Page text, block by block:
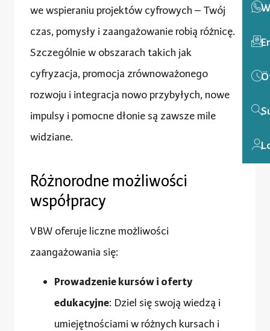
we wspieraniu projektów cyfrowych – Twój
czas, pomysły i zaangażowanie robią różnicę.
Szczególnie w obszarach takich jak
cyfryzacja, promocja zrównoważonego
rozwoju i integracja nowo przybyłych, nowe
impulsy i pomocne dłonie są zawsze mile
widziane.
Różnorodne możliwości
współpracy
VBW oferuje liczne możliwości
zaangażowania się:
Prowadzenie kursów i oferty
edukacyjne: Dziel się swoją wiedzą i
umiejętnościami w różnych kursach i